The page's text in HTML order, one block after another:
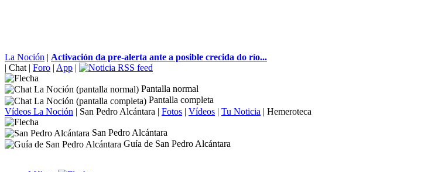
La Noción | Activación da pre-alerta ante a posible crecida do río...
| Chat | Foro | App |
Pantalla normal
Pantalla completa
Vídeos La Noción | San Pedro Alcántara | Fotos | Vídeos | Tu Noticia | Hemeroteca
San Pedro Alcántara
Guía de San Pedro Alcántara